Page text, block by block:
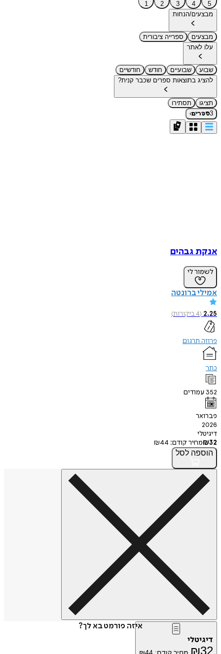
5
4
3
2
1
מבצעים/הנחות
מבצעים
ספרייה ציבורית
עלו לאתר
שבוע שבועיים חודש
חודשיים
להציג בתוצאות ספרים שכבר קנית?
תציגו
תסתירו
3ספרים›
אנקת גבהים
לשמור לי
אמילי ברונטה
2.25
(
4ביקורות)
פרוזה תרגום
כתר
352 עמודים
פברואר
2026
דיגיטלי
₪32 מחיר קודם: ₪44
הוספה לסל
איזה פורמט בא לך?
דיגיטלי
₪32